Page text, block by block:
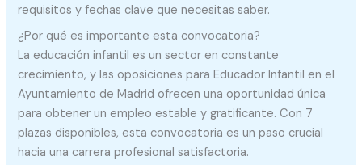
requisitos y fechas clave que necesitas saber.
¿Por qué es importante esta convocatoria?
La educación infantil es un sector en constante
crecimiento, y las oposiciones para Educador Infantil en el
Ayuntamiento de Madrid ofrecen una oportunidad única
para obtener un empleo estable y gratificante. Con 7
plazas disponibles, esta convocatoria es un paso crucial
hacia una carrera profesional satisfactoria.